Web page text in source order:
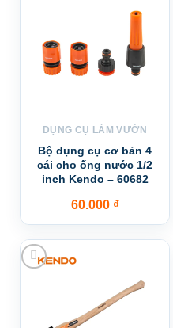
DỤNG CỤ LÀM VƯỜN
Bộ dụng cụ cơ bản 4
cái cho ống nước 1/2
inch Kendo – 60682
60.000 ₫
Add to wishlist